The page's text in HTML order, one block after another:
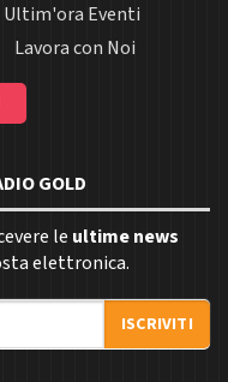
Ultim'ora Eventi
Lavora con Noi
GOLD
le ultime news
elettronica.
ISCRIVITI